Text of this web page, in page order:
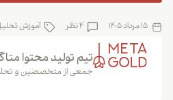
15 مرداد 1405 4 نظر آموزش
تیم تولید محتوا
جمعی از متخصصین و